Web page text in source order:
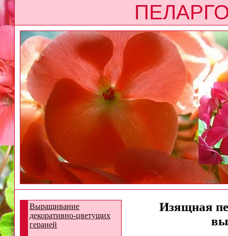
Выращивание
декоративно-цветущих
гераней
Изящная